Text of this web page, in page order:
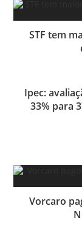
STF tem
Ipec:
33% para
Vorcaro